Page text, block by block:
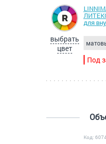
выбрать
цвет
для
Под
Код: